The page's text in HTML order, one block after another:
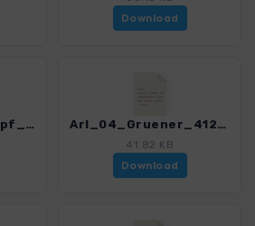
Download
Arl_03_Wannenkopf_4121_5.gpx Arl_04_Gruener_4121_5.gpx
41.82 KB
Download